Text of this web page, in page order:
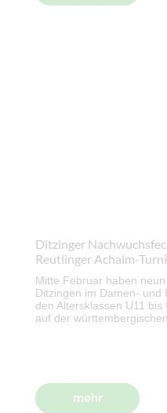
Ditzinger
Reutlinger Achalm-
Mitte Februar haben
Ditzingen im Damen- und
den Altersklassen U11
auf der
mehr